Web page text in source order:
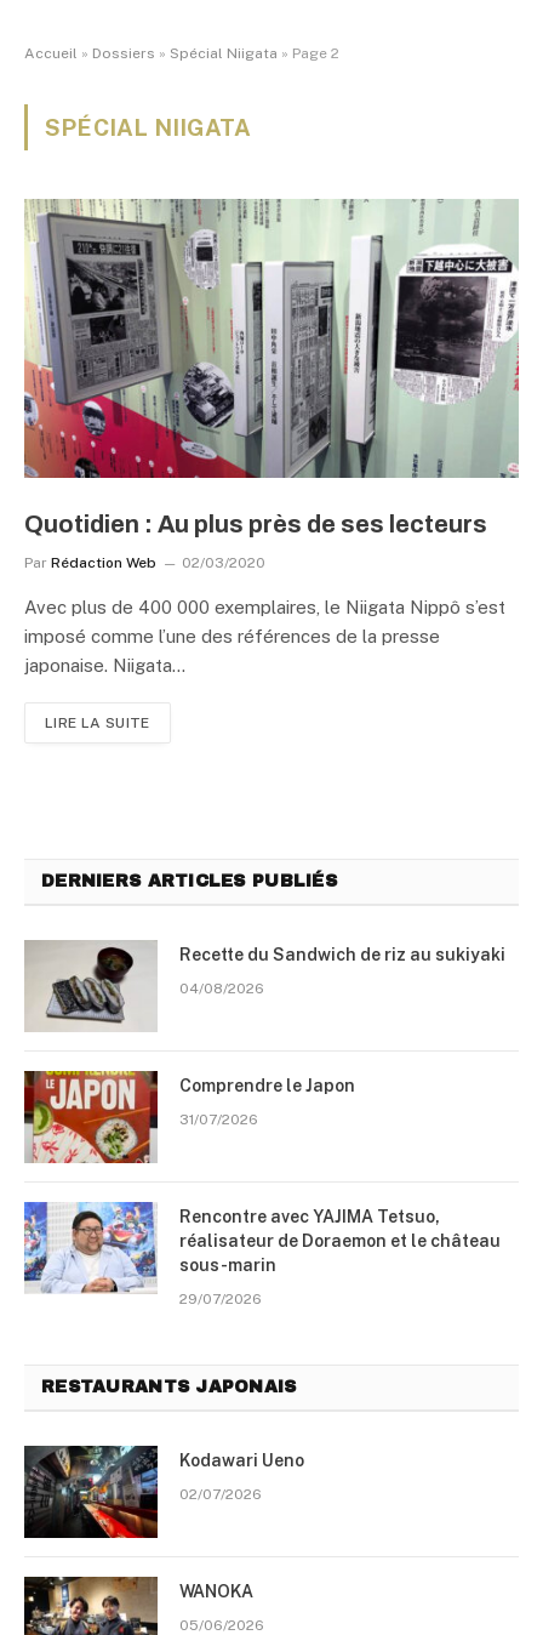
Accueil » Dossiers » Spécial Niigata » Page 2
SPÉCIAL NIIGATA
Quotidien : Au plus près de ses lecteurs
Par Rédaction Web 02/03/2020
Avec plus de 400 000 exemplaires, le Niigata Nippô s’est
imposé comme l’une des références de la presse
japonaise. Niigata…
LIRE LA SUITE
DERNIERS ARTICLES PUBLIÉS
Recette du Sandwich de riz au sukiyaki
04/08/2026
Comprendre le Japon
31/07/2026
Rencontre avec YAJIMA Tetsuo,
réalisateur de Doraemon et le château
sous-marin
29/07/2026
RESTAURANTS JAPONAIS
Kodawari Ueno
02/07/2026
WANOKA
05/06/2026